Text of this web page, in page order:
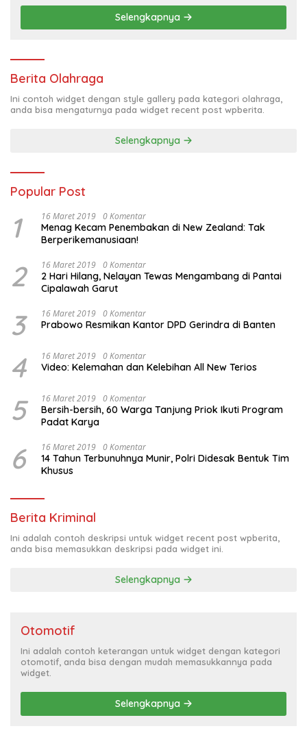
Selengkapnya
Berita Olahraga
Ini contoh widget dengan style gallery pada kategori olahraga,
anda bisa mengaturnya pada widget recent post wpberita.
Selengkapnya
Popular Post
1 16 Maret 2019 0 Komentar
Menag Kecam Penembakan di New Zealand: Tak
Berperikemanusiaan!
2 16 Maret 2019 0 Komentar
2 Hari Hilang, Nelayan Tewas Mengambang di Pantai
Cipalawah Garut
3 16 Maret 2019 0 Komentar
Prabowo Resmikan Kantor DPD Gerindra di Banten
4 16 Maret 2019 0 Komentar
Video: Kelemahan dan Kelebihan All New Terios
5 16 Maret 2019 0 Komentar
Bersih-bersih, 60 Warga Tanjung Priok Ikuti Program
Padat Karya
6 16 Maret 2019 0 Komentar
14 Tahun Terbunuhnya Munir, Polri Didesak Bentuk Tim
Khusus
Berita Kriminal
Ini adalah contoh deskripsi untuk widget recent post wpberita,
anda bisa memasukkan deskripsi pada widget ini.
Selengkapnya
Otomotif
Ini adalah contoh keterangan untuk widget dengan kategori
otomotif, anda bisa dengan mudah memasukkannya pada
widget.
Selengkapnya